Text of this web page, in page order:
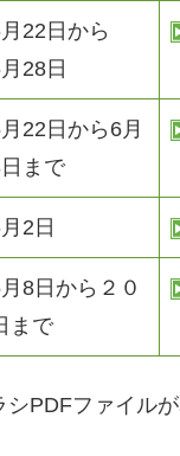
22日から
28日
22日から6月
まで
2日
8日から２０
まで
PDFファイル